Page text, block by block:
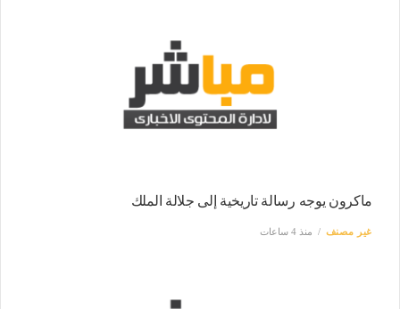
ماكرون يوجه رسالة تاريخية إلى جلالة الملك
غير مصنف منذ 4 ساعات